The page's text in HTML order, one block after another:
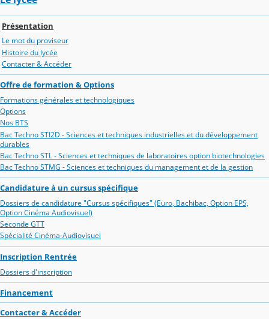
Présentation
Le mot du proviseur
Histoire du lycée
Contacter & Accéder
Offre de formation & Options
Formations générales et technologiques
Options
Nos BTS
Bac Techno STI2D - Sciences et techniques industrielles et du développement
durables
Bac Techno STL - Sciences et techniques de laboratoires option biotechnologies
Bac Techno STMG - Sciences et techniques du management et de la gestion
Candidature à un cursus spécifique
Dossiers de candidature "Cursus spécifiques" (Euro, Bachibac, Option EPS,
Option Cinéma Audiovisuel)
Seconde GTT
Spécialité Cinéma-Audiovisuel
Inscription Rentrée
Dossiers d'inscription
Financement
Contacter & Accéder